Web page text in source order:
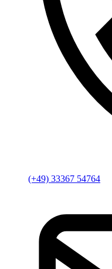
(+49) 33367 54764